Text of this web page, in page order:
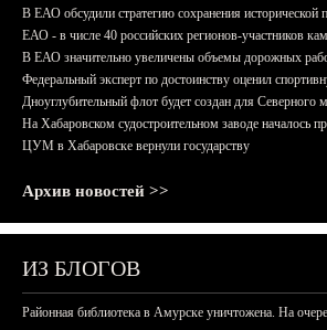
В ЕАО обсудили стратегию сохранения исторической
ЕАО - в числе 40 российских регионов-участников
В ЕАО значительно увеличены объемы дорожных
Федеральный эксперт по достоинству оценил
Дноуглубительный флот будет создан для Северного
На Хабаровском судостроительном заводе началось
ЦУМ в Хабаровске вернули государству
Архив новостей >>
ИЗ БЛОГОВ
Районная библиотека в Амурске уничтожена. На